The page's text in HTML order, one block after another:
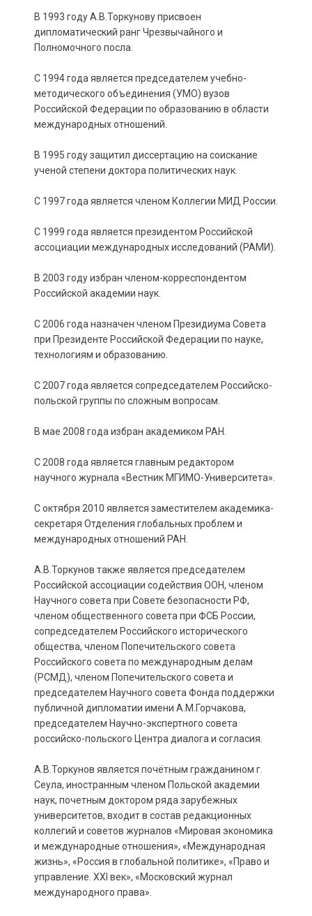
В 1993 году А.В.Торкунову присвоен
дипломатический ранг Чрезвычайного и
Полномочного посла.
С 1994 года является председателем учебно-
методического объединения (УМО) вузов
Российской Федерации по образованию в области
международных отношений.
В 1995 году защитил диссертацию на соискание
ученой степени доктора политических наук.
С 1997 года является членом Коллегии МИД России.
С 1999 года является президентом Российской
ассоциации международных исследований (РАМИ).
В 2003 году избран членом-корреспондентом
Российской академии наук.
С 2006 года назначен членом Президиума Совета
при Президенте Российской Федерации по науке,
технологиям и образованию.
С 2007 года является сопредседателем Российско-
польской группы по сложным вопросам.
В мае 2008 года избран академиком РАН.
С 2008 года является главным редактором
научного журнала «Вестник МГИМО-Университета».
С октября 2010 является заместителем академика-
секретаря Отделения глобальных проблем и
международных отношений РАН.
А.В.Торкунов также является председателем
Российской ассоциации содействия ООН, членом
Научного совета при Совете безопасности РФ,
членом общественного совета при ФСБ России,
сопредседателем Российского исторического
общества, членом Попечительского совета
Российского совета по международным делам
(РСМД), членом Попечительского совета и
председателем Научного совета Фонда поддержки
публичной дипломатии имени А.М.Горчакова,
председателем Научно-экспертного совета
российско-польского Центра диалога и согласия.
А.В.Торкунов является почётным гражданином г.
Сеула, иностранным членом Польской академии
наук, почетным доктором ряда зарубежных
университетов, входит в состав редакционных
коллегий и советов журналов «Мировая экономика
и международные отношения», «Международная
жизнь», «Россия в глобальной политике», «Право и
управление. XXI век», «Московский журнал
международного права».